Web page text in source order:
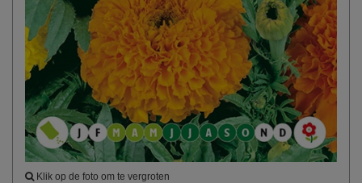
Klik op de foto om te vergroten